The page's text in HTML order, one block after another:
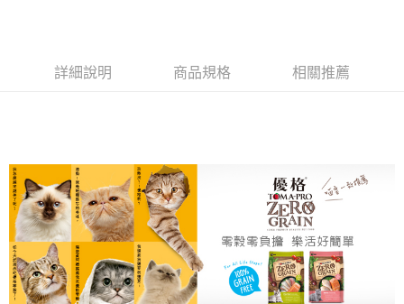
【大哥付你分期使用說明】
4.訂單成立30分鐘內，如未前往確認交易或遇審核未通過，訂單將自動取
消。如遇「轉專審核」未通過狀況，表示未達大哥付你分期系統評分，恕無
法說明評估內容。
【繳款方式說明】
1.分期款項不併入電信帳單，「大哥付你分期」於每月結算日後寄送繳費提
醒簡訊。
2.透過簡訊連結打開帳單後，可選擇「超商條碼／台灣大直營門市／銀行轉
帳／街口支付／iPASS MONEY」等通路繳費。
便利好安心！
１．簡單：不需註冊會員、不需綁卡、不需儲值。
２．便利：只要手機號碼，簡訊認證，即可結帳。
３．安心：先確認商品／服務後，再付款。
【「AFTEE先享後付」結帳流程】
１．於結帳方式選擇「AFTEE先享後付」後，將跳轉至「AFTEE先享後付」
結帳頁面，進行簡訊認證並確認金額後，即可完成結帳。
２．訂單成立數日內，您將收到繳費通知簡訊。
貨到付款
運送方式
本島宅配
每筆NT$95，滿NT$1,000(含以上)免運費
詳細說明 商品規格 相關推薦